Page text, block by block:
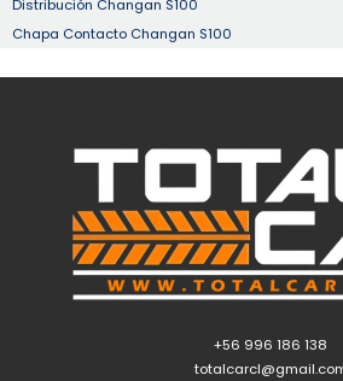
Distribución Changan S100
Chapa Contacto Changan S100
+56 996 186 138